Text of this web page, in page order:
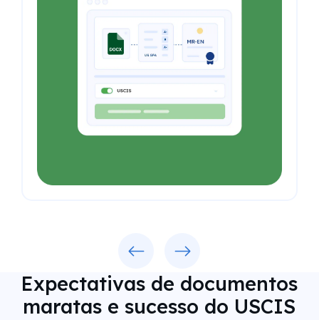
Expectativas de documentos
maratas e sucesso do USCIS